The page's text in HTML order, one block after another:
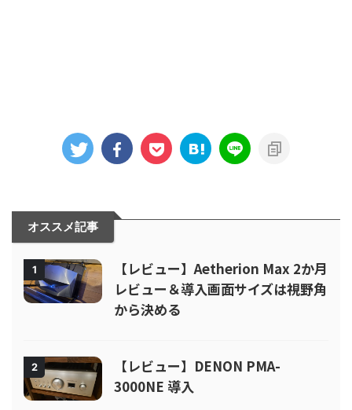
オススメ記事
1
【レビュー】Aetherion Max 2か月
レビュー＆導入画面サイズは視野角
から決める
2
【レビュー】DENON PMA-
3000NE 導入